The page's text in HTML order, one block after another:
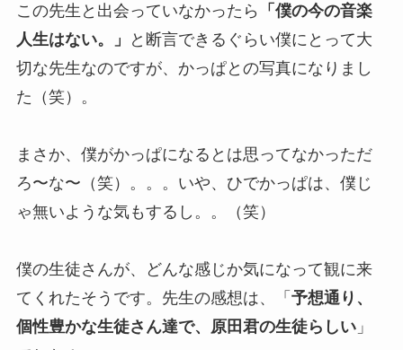
この先生と出会っていなかったら
「僕の今の音楽
人生はない。」
と断言できるぐらい僕にとって大
切な先生なのですが、かっぱとの写真になりまし
た（笑）。
まさか、僕がかっぱになるとは思ってなかっただ
ろ〜な〜（笑）。。。いや、ひでかっぱは、僕じ
ゃ無いような気もするし。。（笑）
僕の生徒さんが、どんな感じか気になって観に来
てくれたそうです。先生の感想は、「 予想通り、
個性豊かな生徒さん達で、原田君の生徒らしい」